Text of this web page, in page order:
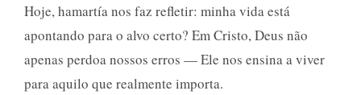
Hoje, hamartía nos faz refletir: minha vida está
apontando para o alvo certo? Em Cristo, Deus não
apenas perdoa nossos erros — Ele nos ensina a viver
para aquilo que realmente importa.